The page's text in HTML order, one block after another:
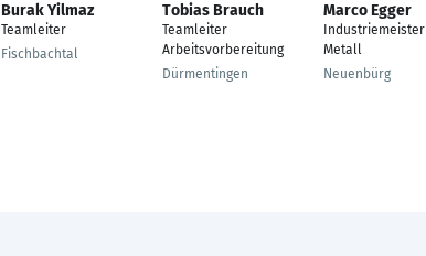
Burak Yilmaz
Teamleiter
Fischbachtal
Tobias Brauch
Teamleiter
Arbeitsvorbereitung
Dürmentingen
Marco Egger
Industriemeister
Metall
Neuenbürg